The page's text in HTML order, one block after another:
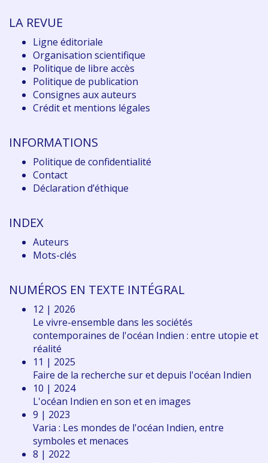
LA REVUE
Ligne éditoriale
Organisation scientifique
Politique de libre accès
Politique de publication
Consignes aux auteurs
Crédit et mentions légales
INFORMATIONS
Politique de confidentialité
Contact
Déclaration d’éthique
INDEX
Auteurs
Mots-clés
NUMÉROS EN TEXTE INTÉGRAL
12 | 2026
Le vivre-ensemble dans les sociétés
contemporaines de l'océan Indien : entre utopie et
réalité
11 | 2025
Faire de la recherche sur et depuis l'océan Indien
10 | 2024
L'océan Indien en son et en images
9 | 2023
Varia : Les mondes de l'océan Indien, entre
symboles et menaces
8 | 2022